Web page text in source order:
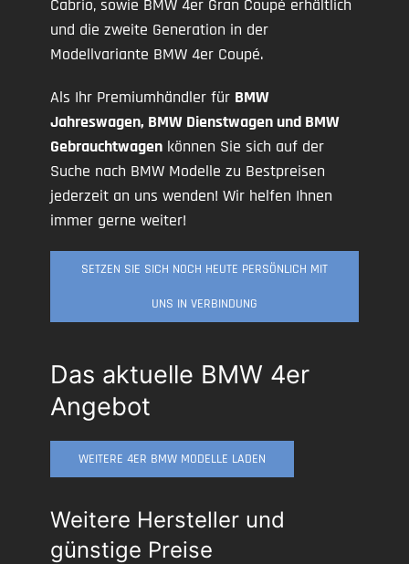
Cabrio, sowie BMW 4er Gran Coupé erhältlich
und die zweite Generation in der
Modellvariante BMW 4er Coupé.
Als Ihr Premiumhändler für BMW
Jahreswagen, BMW Dienstwagen und BMW
Gebrauchtwagen können Sie sich auf der
Suche nach BMW Modelle zu Bestpreisen
jederzeit an uns wenden! Wir helfen Ihnen
immer gerne weiter!
SETZEN SIE SICH NOCH HEUTE PERSÖNLICH MIT
UNS IN VERBINDUNG
Das aktuelle BMW 4er
Angebot
WEITERE 4ER BMW MODELLE LADEN
Weitere Hersteller und
günstige Preise